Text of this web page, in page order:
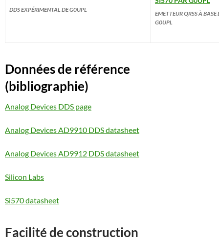
DDS EXPÉRIMENTAL DE G0UPL
EMETTEUR QRSS À BASE
G0UPL
Données de référence
(bibliographie)
Analog Devices DDS page
Analog Devices AD9910 DDS datasheet
Analog Devices AD9912 DDS datasheet
Silicon Labs
Si570 datasheet
Facilité de construction